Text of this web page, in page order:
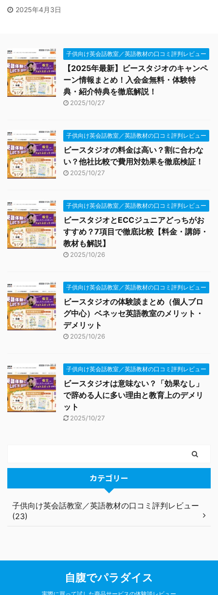
2025年4月3日
子供向け英会話教室／英語教材の口コミ評判レビュー
【2025年最新】ビースタジオのキャンペ
ーン情報まとめ！入会金無料・体験特
典・紹介特典を徹底解説！
2025/10/27
子供向け英会話教室／英語教材の口コミ評判レビュー
ビースタジオの料金は高い？割に合わな
い？他社比較で費用対効果を徹底検証！
2025/10/27
子供向け英会話教室／英語教材の口コミ評判レビュー
ビースタジオとECCジュニアどっちがお
すすめ？7項目で徹底比較【料金・講師・
教材も解説】
2025/10/26
子供向け英会話教室／英語教材の口コミ評判レビュー
ビースタジオの体験談まとめ（個人ブロ
グ中心）ベネッセ英語教室のメリット・
デメリット
2025/10/26
子供向け英会話教室／英語教材の口コミ評判レビュー
ビースタジオは意味ない？「効果なし」
で辞める人に多い理由と教育上のデメリ
ット
2025/10/27
カテゴリー
子供向け英会話教室／英語教材の口コミ評判レビュー
(23)
自腹でパラダイス